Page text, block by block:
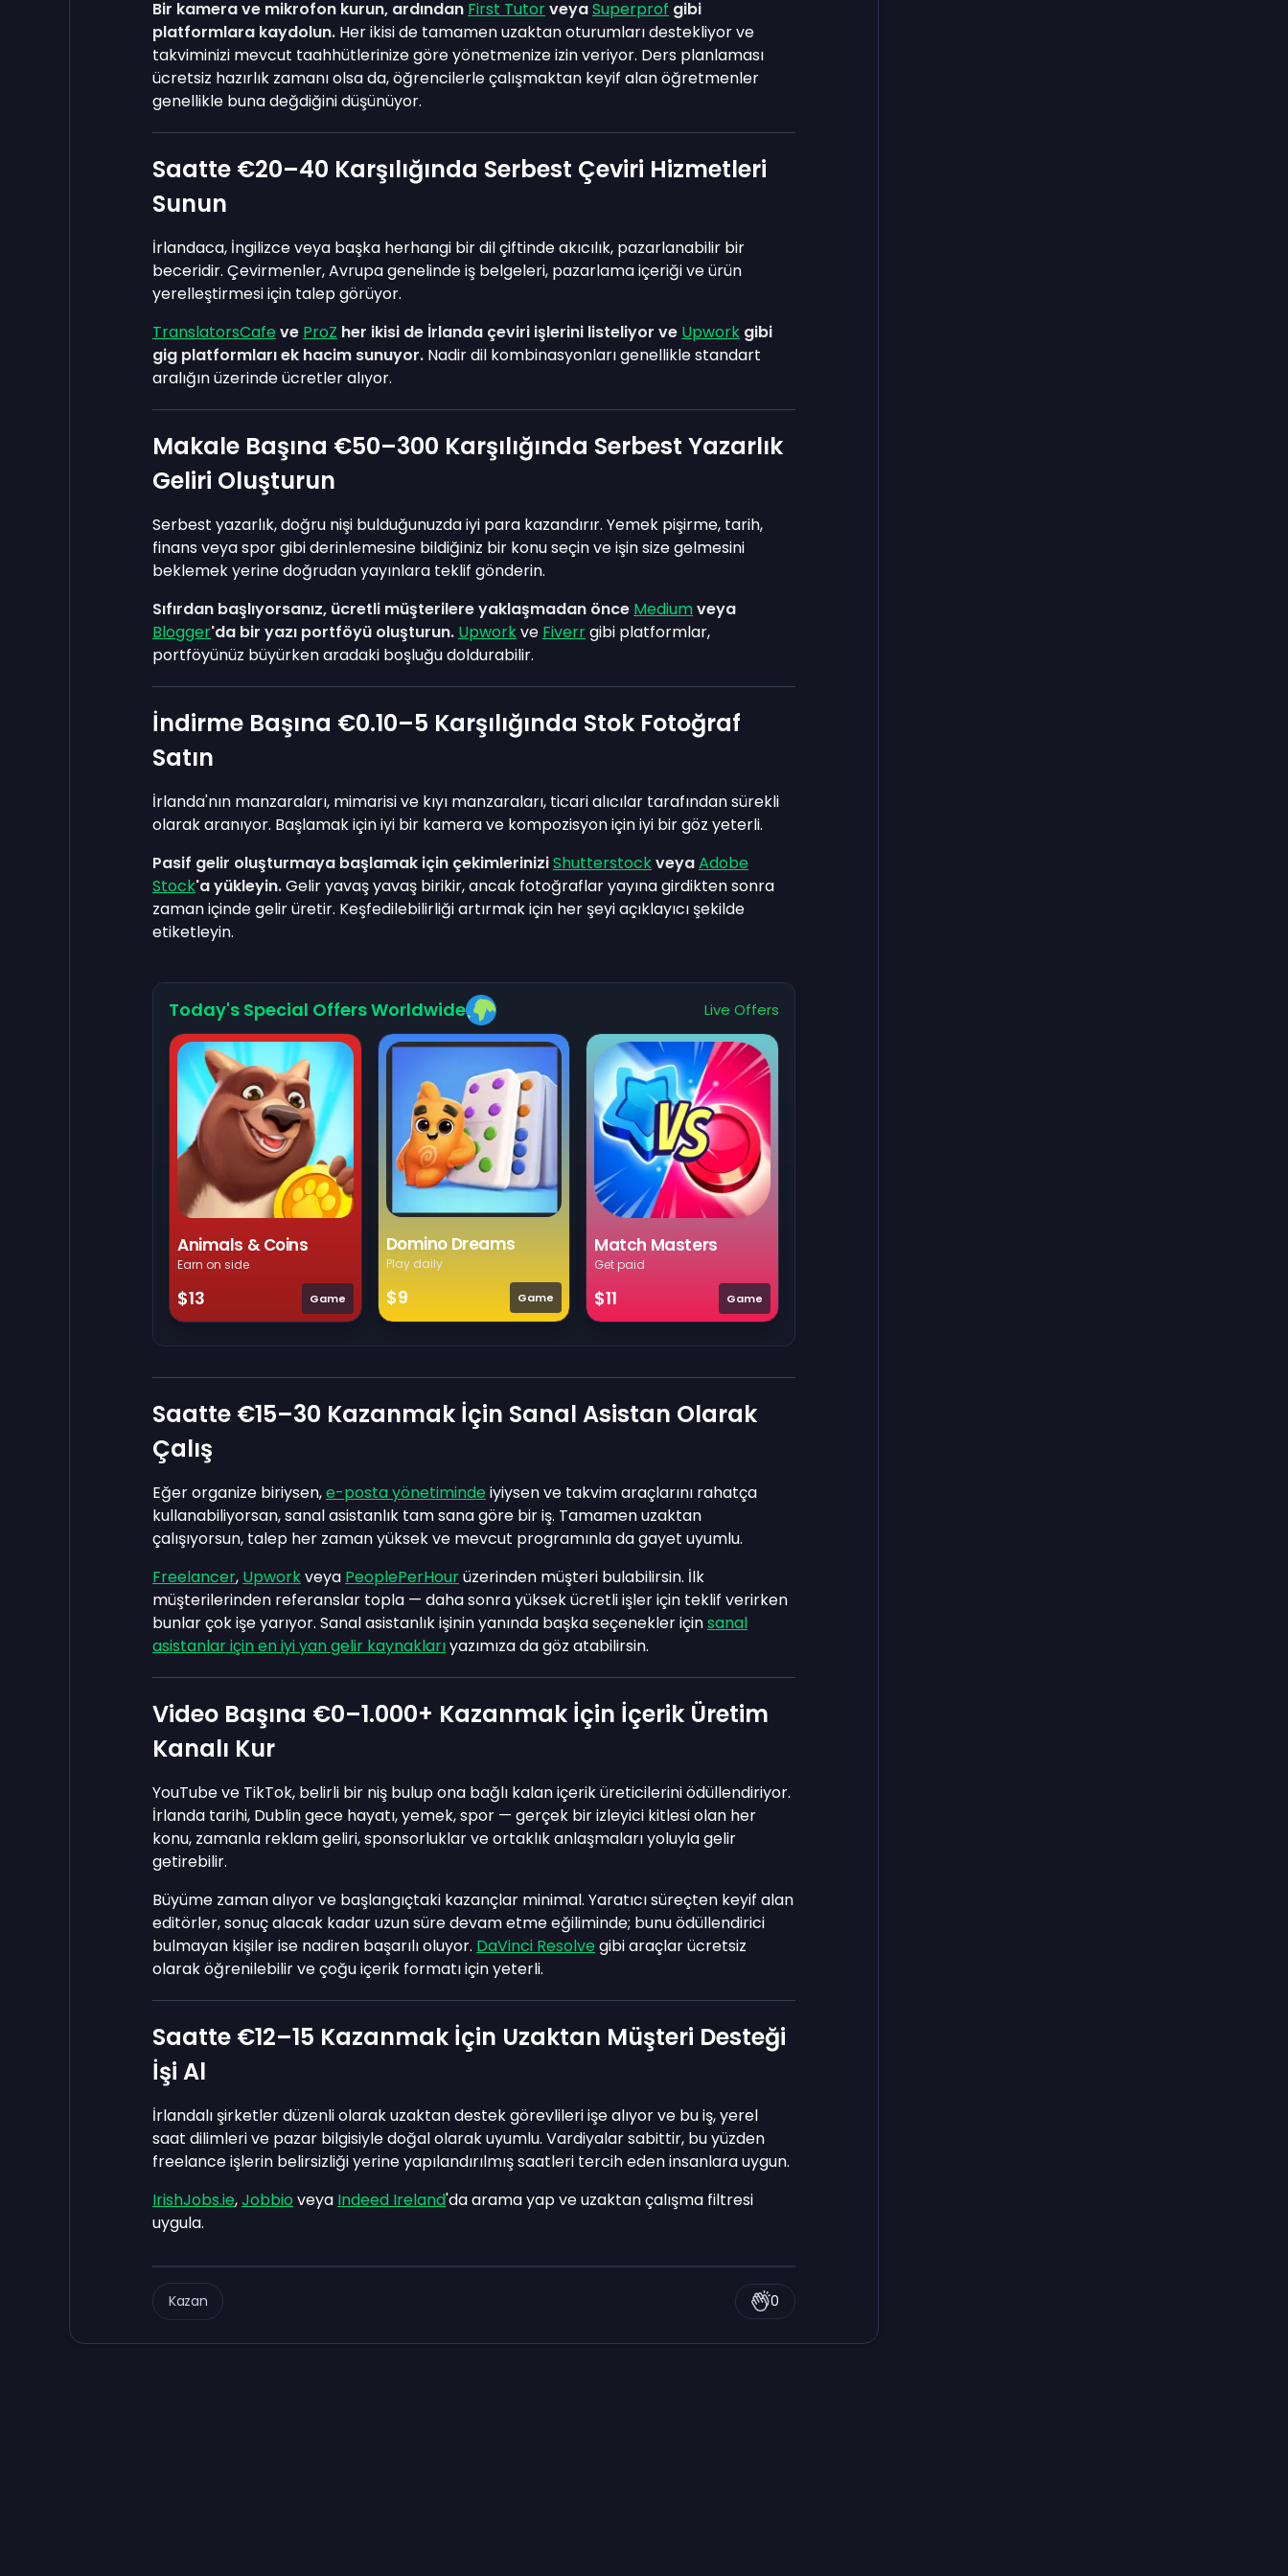
Bir kamera ve mikrofon kurun, ardından First TutorveyaSuperprof gibi
platformlara kaydolun. Her ikisi de tamamen uzaktan oturumları destekliyor ve
takviminizi mevcut taahhütlerinize göre yönetmenize izin veriyor. Ders planlaması
ücretsiz hazırlık zamanı olsa da, öğrencilerle çalışmaktan keyif alan öğretmenler
genellikle buna değdiğini düşünüyor.
Saatte €20–40 Karşılığında Serbest Çeviri Hizmetleri
Sunun
İrlandaca, İngilizce veya başka herhangi bir dil çiftinde akıcılık, pazarlanabilir bir
beceridir. Çevirmenler, Avrupa genelinde iş belgeleri, pazarlama içeriği ve ürün
yerelleştirmesi için talep görüyor.
TranslatorsCafe ve ProZ her ikisi de İrlanda çeviri işlerini listeliyor ve Upwork gibi
gig platformları ek hacim sunuyor. Nadir dil kombinasyonları genellikle standart
aralığın üzerinde ücretler alıyor.
Makale Başına €50–300 Karşılığında Serbest Yazarlık
Geliri Oluşturun
Serbest yazarlık, doğru nişi bulduğunuzda iyi para kazandırır. Yemek pişirme, tarih,
finans veya spor gibi derinlemesine bildiğiniz bir konu seçin ve işin size gelmesini
beklemek yerine doğrudan yayınlara teklif gönderin.
Sıfırdan başlıyorsanız, ücretli müşterilere yaklaşmadan önce Mediumveya
Blogger'da bir yazı portföyü oluşturun. Upworkve Fiverrgibi platformlar,
portföyünüz büyürken aradaki boşluğu doldurabilir.
İndirme Başına €0.10–5 Karşılığında Stok Fotoğraf
Satın
İrlanda'nın manzaraları, mimarisi ve kıyı manzaraları, ticari alıcılar tarafından sürekli
olarak aranıyor. Başlamak için iyi bir kamera ve kompozisyon için iyi bir göz yeterli.
Pasif gelir oluşturmaya başlamak için çekimleriniziShutterstockveyaAdobe
Stock'a yükleyin.Gelir yavaş yavaş birikir, ancak fotoğraflar yayına girdikten sonra
zaman içinde gelir üretir. Keşfedilebilirliği artırmak için her şeyi açıklayıcı şekilde
etiketleyin.
Today's Special Offers Worldwide Live Offers
Animals & Coins
Earn on side
$13 Game
Domino Dreams
Play daily
$9 Game
Match Masters
Get paid
$11 Game
Saatte €15–30 Kazanmak İçin Sanal Asistan Olarak
Çalış
Eğer organize biriysen,e-posta yönetiminde iyiysen ve takvim araçlarını rahatça
kullanabiliyorsan, sanal asistanlık tam sana göre bir iş. Tamamen uzaktan
çalışıyorsun, talep her zaman yüksek ve mevcut programınla da gayet uyumlu.
Freelancer, Upworkveya PeoplePerHourüzerinden müşteri bulabilirsin. İlk
müşterilerinden referanslar topla — daha sonra yüksek ücretli işler için teklif verirken
bunlar çok işe yarıyor. Sanal asistanlık işinin yanında başka seçenekler içinsanal
asistanlar için en iyi yan gelir kaynaklarıyazımıza da göz atabilirsin.
Video Başına €0–1.000+ Kazanmak İçin İçerik Üretim
Kanalı Kur
YouTube ve TikTok, belirli bir niş bulup ona bağlı kalan içerik üreticilerini ödüllendiriyor.
İrlanda tarihi, Dublin gece hayatı, yemek, spor — gerçek bir izleyici kitlesi olan her
konu, zamanla reklam geliri, sponsorluklar ve ortaklık anlaşmaları yoluyla gelir
getirebilir.
Büyüme zaman alıyor ve başlangıçtaki kazançlar minimal. Yaratıcı süreçten keyif alan
editörler, sonuç alacak kadar uzun süre devam etme eğiliminde; bunu ödüllendirici
bulmayan kişiler ise nadiren başarılı oluyor. DaVinci Resolve gibi araçlar ücretsiz
olarak öğrenilebilir ve çoğu içerik formatı için yeterli.
Saatte €12–15 Kazanmak İçin Uzaktan Müşteri Desteği
İşi Al
İrlandalı şirketler düzenli olarak uzaktan destek görevlileri işe alıyor ve bu iş, yerel
saat dilimleri ve pazar bilgisiyle doğal olarak uyumlu. Vardiyalar sabittir, bu yüzden
freelance işlerin belirsizliği yerine yapılandırılmış saatleri tercih eden insanlara uygun.
IrishJobs.ie,Jobbio veya Indeed Ireland'da arama yap ve uzaktan çalışma filtresi
uygula.
Kazan 0